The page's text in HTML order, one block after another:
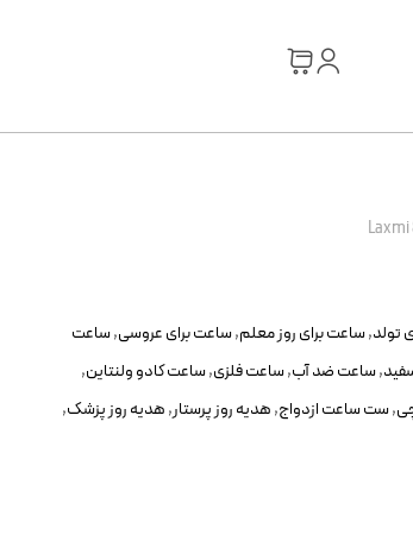
تولد,ساعت برای روز معلم,ساعت برای عروسی,ساعت
,ساعت ضد آب,ساعت فلزی,ساعت کادو ولنتاین,
,ست ساعت ازدواج,هدیه روز پرستار,هدیه روز پزشک,